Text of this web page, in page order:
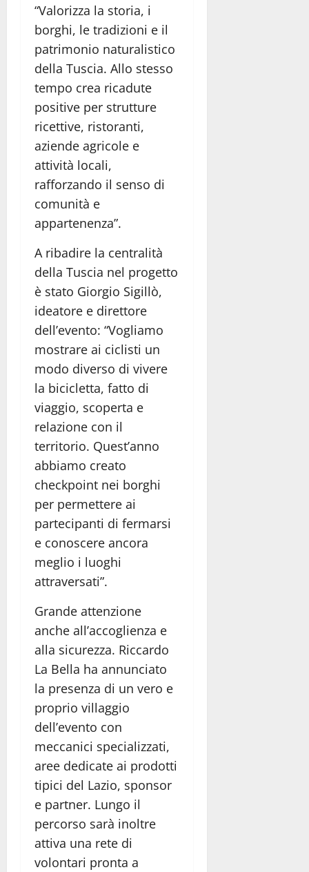
“Valorizza la storia, i
borghi, le tradizioni e il
patrimonio naturalistico
della Tuscia. Allo stesso
tempo crea ricadute
positive per strutture
ricettive, ristoranti,
aziende agricole e
attività locali,
rafforzando il senso di
comunità e
appartenenza”.
A ribadire la centralità
della Tuscia nel progetto
è stato Giorgio Sigillò,
ideatore e direttore
dell’evento: “Vogliamo
mostrare ai ciclisti un
modo diverso di vivere
la bicicletta, fatto di
viaggio, scoperta e
relazione con il
territorio. Quest’anno
abbiamo creato
checkpoint nei borghi
per permettere ai
partecipanti di fermarsi
e conoscere ancora
meglio i luoghi
attraversati”.
Grande attenzione
anche all’accoglienza e
alla sicurezza. Riccardo
La Bella ha annunciato
la presenza di un vero e
proprio villaggio
dell’evento con
meccanici specializzati,
aree dedicate ai prodotti
tipici del Lazio, sponsor
e partner. Lungo il
percorso sarà inoltre
attiva una rete di
volontari pronta a